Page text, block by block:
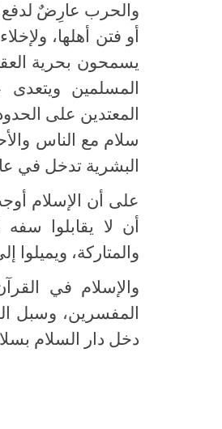
والحرب عارِضٌ لدفع
أو فتن أهلها،
يسمحون بحرية
المسلمين ويتعدى
المعتدين على
سلام مع الناس
البشرية تدخل في
على أن الإسلام
أن لا يقابلوا
والمتاركة، ويميلوا
والإسلام في
المفسرين، وسبل
دخل دار السلام